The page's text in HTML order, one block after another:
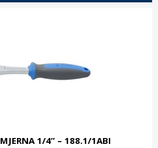
1/4” – 188.1/1ABI